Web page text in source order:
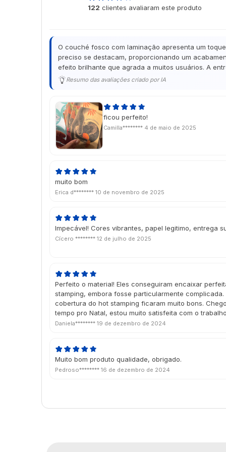
122 clientes avaliaram este produto
O couché fosco com laminação apresenta um
preciso se destacam, proporcionando um
efeito brilhante que agrada a muitos usuários. A
Resumo das avaliações criado por IA
ficou perfeito!
Camilla******** 4 de maio de 2025
muito bom
Erica d******** 10 de novembro de 2025
Impecável! Cores vibrantes, papel legitimo, entrega
Cícero ******** 12 de julho de 2025
Perfeito o material! Eles conseguiram encaixar
stamping, embora fosse particularmente
cobertura do hot stamping ficaram muito bons.
tempo pro Natal, estou muito satisfeita com o
Daniela******** 19 de dezembro de 2024
Muito bom produto qualidade, obrigado.
Pedroso******** 16 de dezembro de 2024